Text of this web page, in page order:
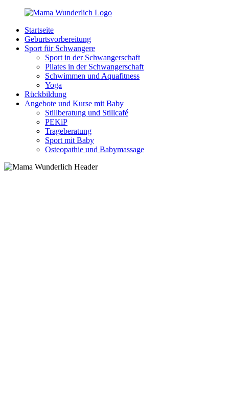
Zurück
Inhalt
MamaWunderlich.de
Mutti
sein
wunderbar!
Startseite
Geburtsvorbereitung
Sport für Schwangere
Sport in der Schwangerschaft
Pilates in der Schwangerschaft
Schwimmen und Aquafitness
Yoga
Rückbildung
Angebote und Kurse mit Baby
Stillberatung und Stillcafé
PEKiP
Trageberatung
Sport mit Baby
Osteopathie und Babymassage